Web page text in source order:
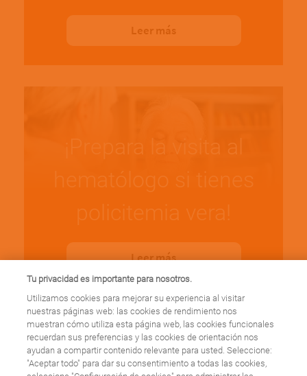
Leer más
¡Prepara la visita al
hematólogo si tienes
policitemia vera!
Leer más
Tu privacidad es importante para nosotros.
Utilizamos cookies para mejorar su experiencia al visitar
nuestras páginas web: las cookies de rendimiento nos
muestran cómo utiliza esta página web, las cookies funcionales
recuerdan sus preferencias y las cookies de orientación nos
ayudan a compartir contenido relevante para usted. Seleccione:
"Aceptar todo" para dar su consentimiento a todas las cookies,